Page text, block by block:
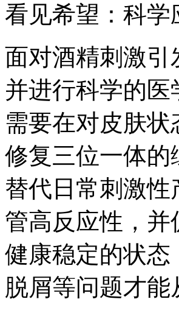
看见希望：科
面对酒精刺激
并进行科学的
需要在对皮肤
修复三位一体
替代日常刺激
管高反应性，
健康稳定的状
脱屑等问题才